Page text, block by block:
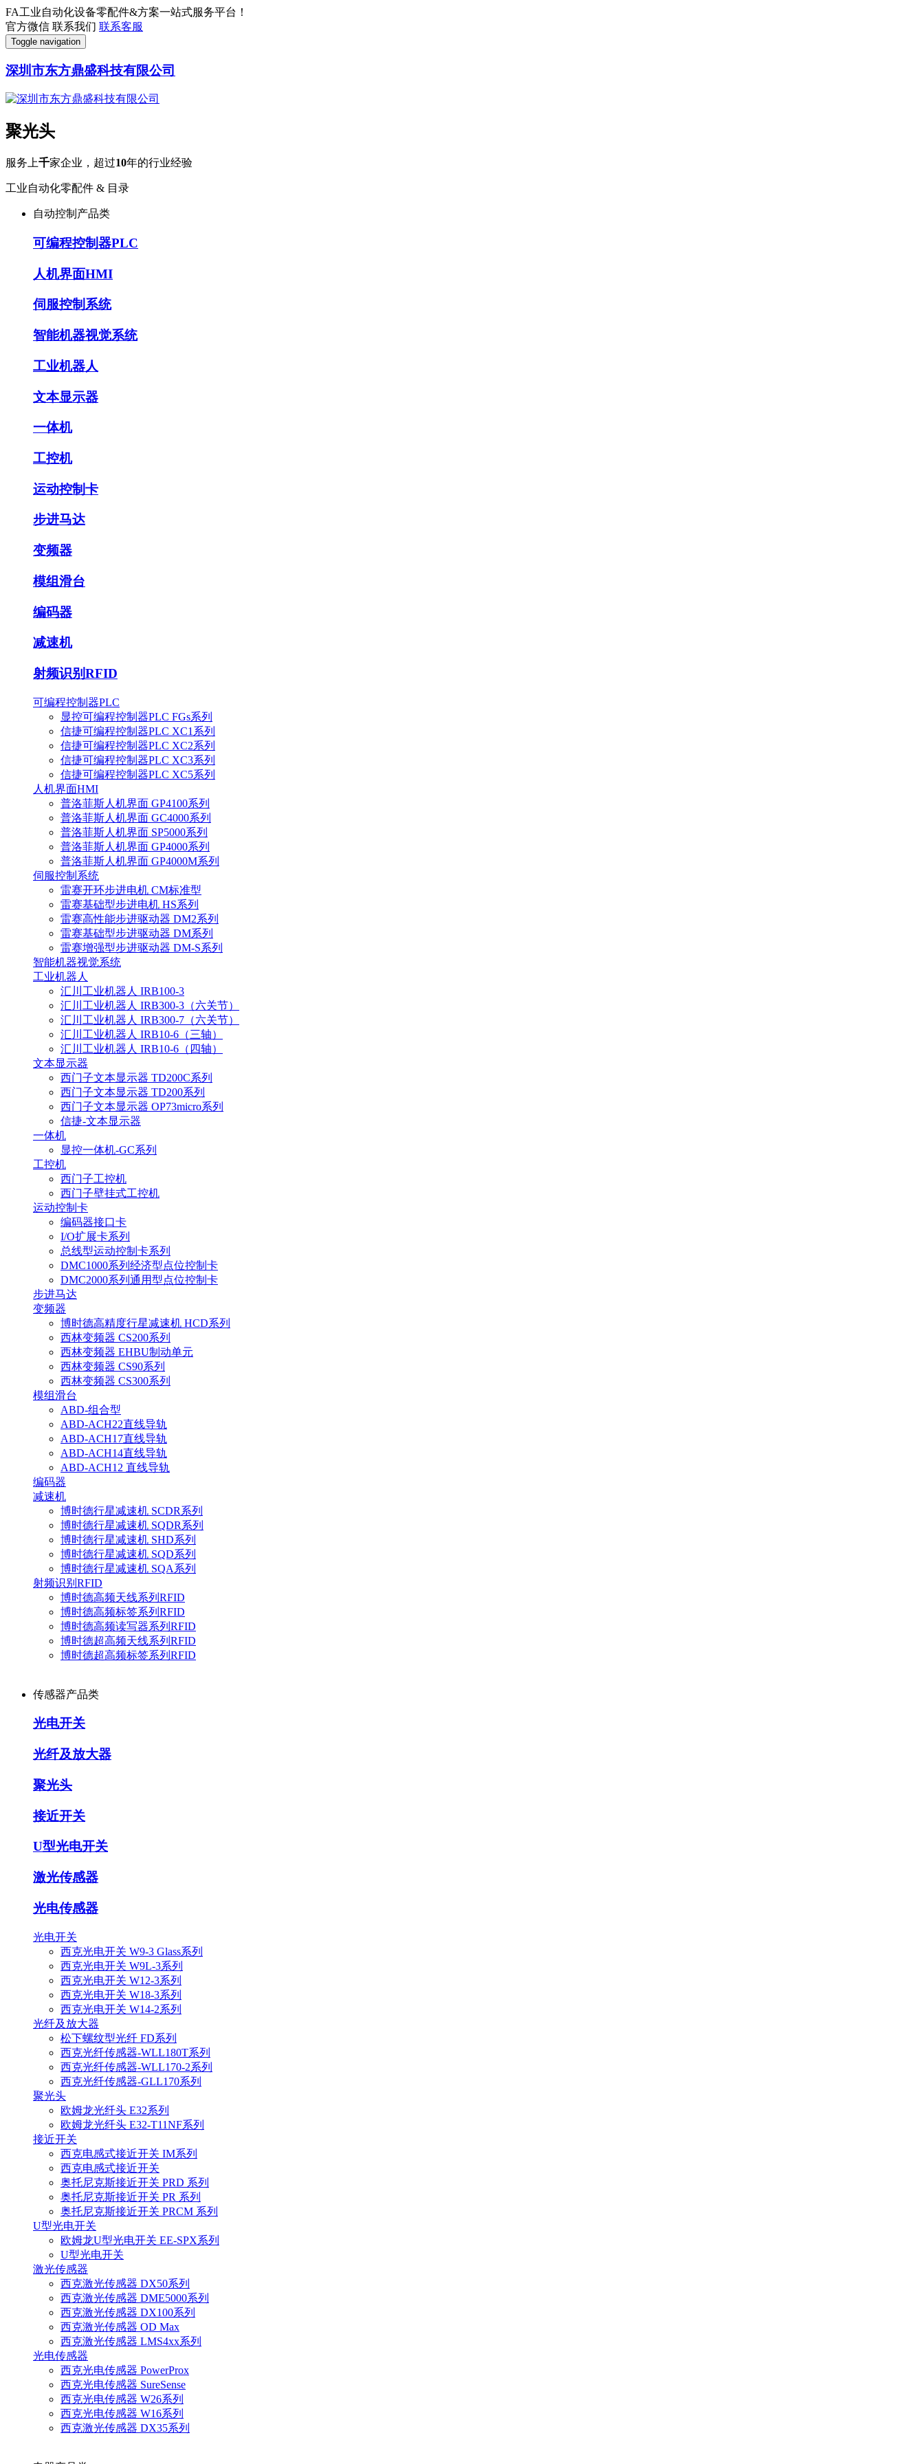
FA工业自动化设备零配件&方案一站式服务平台！
官方微信 联系我们 联系客服
Toggle navigation
深圳市东方鼎盛科技有限公司
聚光头
服务上千家企业，超过10年的行业经验
工业自动化零配件 & 目录
自动控制产品类
可编程控制器PLC
人机界面HMI
伺服控制系统
智能机器视觉系统
工业机器人
文本显示器
一体机
工控机
运动控制卡
步进马达
变频器
模组滑台
编码器
减速机
射频识别RFID
可编程控制器PLC
显控可编程控制器PLC FGs系列
信捷可编程控制器PLC XC1系列
信捷可编程控制器PLC XC2系列
信捷可编程控制器PLC XC3系列
信捷可编程控制器PLC XC5系列
人机界面HMI
普洛菲斯人机界面 GP4100系列
普洛菲斯人机界面 GC4000系列
普洛菲斯人机界面 SP5000系列
普洛菲斯人机界面 GP4000系列
普洛菲斯人机界面 GP4000M系列
伺服控制系统
雷赛开环步进电机 CM标准型
雷赛基础型步进电机 HS系列
雷赛高性能步进驱动器 DM2系列
雷赛基础型步进驱动器 DM系列
雷赛增强型步进驱动器 DM-S系列
智能机器视觉系统
工业机器人
汇川工业机器人 IRB100-3
汇川工业机器人 IRB300-3（六关节）
汇川工业机器人 IRB300-7（六关节）
汇川工业机器人 IRB10-6（三轴）
汇川工业机器人 IRB10-6（四轴）
文本显示器
西门子文本显示器 TD200C系列
西门子文本显示器 TD200系列
西门子文本显示器 OP73micro系列
信捷-文本显示器
一体机
显控一体机-GC系列
工控机
西门子工控机
西门子壁挂式工控机
运动控制卡
编码器接口卡
I/O扩展卡系列
总线型运动控制卡系列
DMC1000系列经济型点位控制卡
DMC2000系列通用型点位控制卡
步进马达
变频器
博时德高精度行星减速机 HCD系列
西林变频器 CS200系列
西林变频器 EHBU制动单元
西林变频器 CS90系列
西林变频器 CS300系列
模组滑台
ABD-组合型
ABD-ACH22直线导轨
ABD-ACH17直线导轨
ABD-ACH14直线导轨
ABD-ACH12 直线导轨
编码器
减速机
博时德行星减速机 SCDR系列
博时德行星减速机 SQDR系列
博时德行星减速机 SHD系列
博时德行星减速机 SQD系列
博时德行星减速机 SQA系列
射频识别RFID
博时德高频天线系列RFID
博时德高频标签系列RFID
博时德高频读写器系列RFID
博时德超高频天线系列RFID
博时德超高频标签系列RFID
传感器产品类
光电开关
光纤及放大器
聚光头
接近开关
U型光电开关
激光传感器
光电传感器
光电开关
西克光电开关 W9-3 Glass系列
西克光电开关 W9L-3系列
西克光电开关 W12-3系列
西克光电开关 W18-3系列
西克光电开关 W14-2系列
光纤及放大器
松下螺纹型光纤 FD系列
西克光纤传感器-WLL180T系列
西克光纤传感器-WLL170-2系列
西克光纤传感器-GLL170系列
聚光头
欧姆龙光纤头 E32系列
欧姆龙光纤头 E32-T11NF系列
接近开关
西克电感式接近开关 IM系列
西克电感式接近开关
奥托尼克斯接近开关 PRD 系列
奥托尼克斯接近开关 PR 系列
奥托尼克斯接近开关 PRCM 系列
U型光电开关
欧姆龙U型光电开关 EE-SPX系列
U型光电开关
激光传感器
西克激光传感器 DX50系列
西克激光传感器 DME5000系列
西克激光传感器 DX100系列
西克激光传感器 OD Max
西克激光传感器 LMS4xx系列
光电传感器
西克光电传感器 PowerProx
西克光电传感器 SureSense
西克光电传感器 W26系列
西克光电传感器 W16系列
西克激光传感器 DX35系列